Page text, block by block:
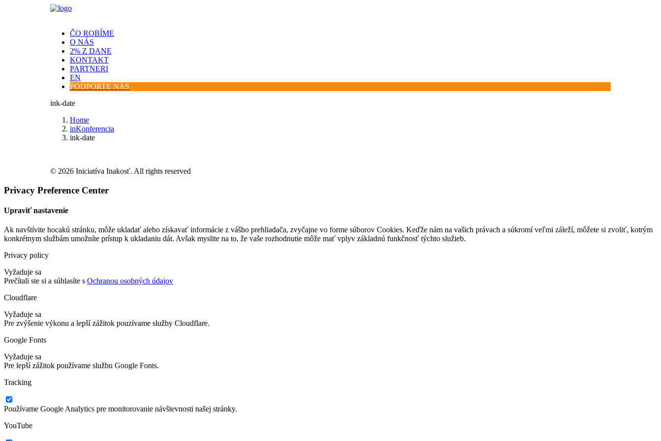
ČO ROBÍME
O NÁS
2% Z DANE
KONTAKT
PARTNERI
EN
PODPORTE NÁS
ink-date
Home
inKonferencia
ink-date
© 2026 Iniciatíva Inakosť. All rights reserved
Privacy Preference Center
Upraviť nastavenie
Ak navštívite hocakú stránku, môže ukladať alebo získavať informácie z vášho prehliadača, zvyčajne vo forme súborov Cookies. Keďže nám na vašich právach a súkromí veľmi záleží, môžete si zvoliť, kotrým
konkrétnym službám umožníte prístup k ukladaniu dát. Avšak myslite na to, že vaše rozhodnutie môže mať vplyv základnú funkčnosť týchto služieb.
Privacy policy
Vyžaduje sa
Prečítali ste si a súhlasíte s Ochranou osobných údajov
Cloudflare
Vyžaduje sa
Pre zvýšenie výkonu a lepší zážitok pouzívame služby Cloudflare.
Google Fonts
Vyžaduje sa
Pre lepší zážitok používame službu Google Fonts.
Tracking
Používame Google Analytics pre monitorovanie návštevnosti našej stránky.
YouTube